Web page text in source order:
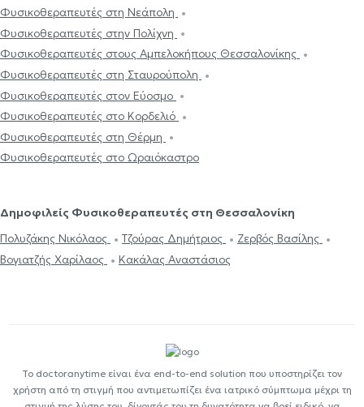
Φυσικοθεραπευτές στη Νεάπολη
Φυσικοθεραπευτές στην Πολίχνη
Φυσικοθεραπευτές στους Αμπελοκήπους Θεσσαλονίκης
Φυσικοθεραπευτές στη Σταυρούπολη
Φυσικοθεραπευτές στον Εύοσμο
Φυσικοθεραπευτές στο Κορδελιό
Φυσικοθεραπευτές στη Θέρμη
Φυσικοθεραπευτές στο Ωραιόκαστρο
Δημοφιλείς Φυσικοθεραπευτές στη Θεσσαλονίκη
Πολυζάκης Νικόλαος
Τζούρας Δημήτριος
Ζερβός Βασίλης
Βογιατζής Χαρίλαος
Κακάλας Αναστάσιος
Το doctoranytime είναι ένα end-to-end solution που υποστηρίζει τον
χρήστη από τη στιγμή που αντιμετωπίζει ένα ιατρικό σύμπτωμα μέχρι τη